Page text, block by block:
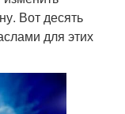
Вот десять
для этих